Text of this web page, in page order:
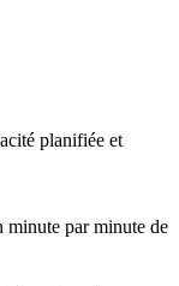
planifiée et
minute par minute de